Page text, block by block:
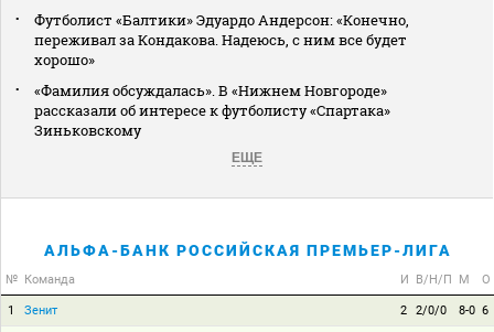
Футболист «Балтики» Эдуардо Андерсон: «Конечно,
переживал за Кондакова. Надеюсь, с ним все будет
хорошо»
«Фамилия обсуждалась». В «Нижнем Новгороде»
рассказали об интересе к футболисту «Спартака»
Зиньковскому
ЕЩЕ
АЛЬФА-БАНК РОССИЙСКАЯ ПРЕМЬЕР-ЛИГА
№ Команда И В/Н/П М О
1 Зенит 2 2/0/0 8-0 6